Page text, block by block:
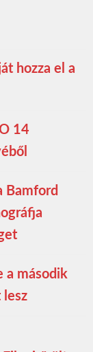
hozza el a
14
Bamford
a második
lesz